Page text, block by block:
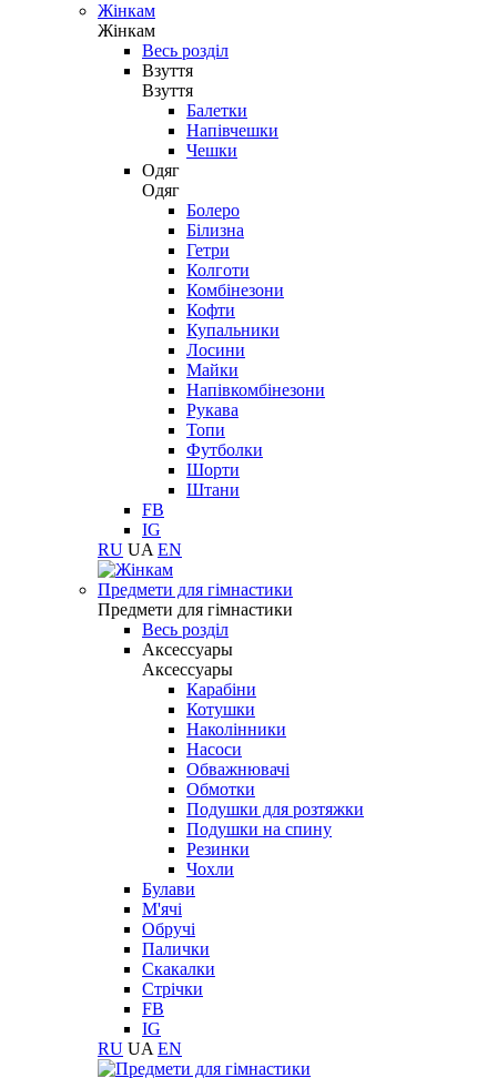
Жінкам
Жінкам
Весь розділ
Взуття
Взуття
Балетки
Напівчешки
Чешки
Одяг
Одяг
Болеро
Білизна
Гетри
Колготи
Комбінезони
Кофти
Купальники
Лосини
Майки
Напівкомбінезони
Рукава
Топи
Футболки
Шорти
Штани
FB
IG
RU UA EN
Предмети для гімнастики
Предмети для гімнастики
Весь розділ
Аксессуары
Аксессуары
Карабіни
Котушки
Наколінники
Насоси
Обважнювачі
Обмотки
Подушки для розтяжки
Подушки на спину
Резинки
Чохли
Булави
М'ячі
Обручі
Палички
Скакалки
Стрічки
FB
IG
RU UA EN